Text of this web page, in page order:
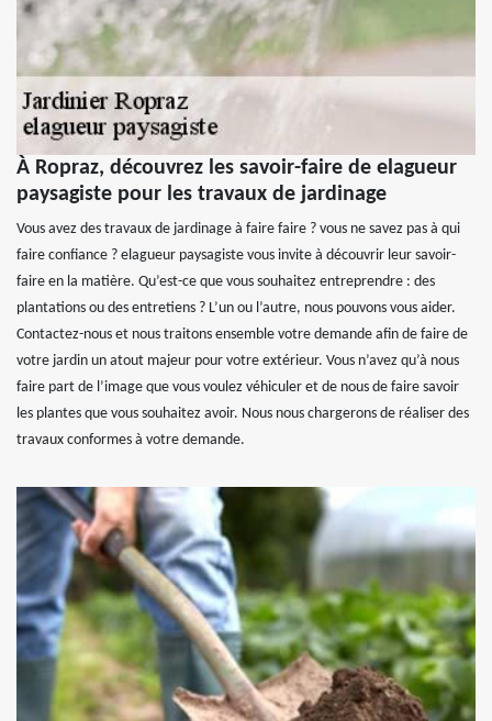
À Ropraz, découvrez les savoir-faire de elagueur
paysagiste pour les travaux de jardinage
Vous avez des travaux de jardinage à faire faire ? vous ne savez pas à qui
faire confiance ? elagueur paysagiste vous invite à découvrir leur savoir-
faire en la matière. Qu’est-ce que vous souhaitez entreprendre : des
plantations ou des entretiens ? L’un ou l’autre, nous pouvons vous aider.
Contactez-nous et nous traitons ensemble votre demande afin de faire de
votre jardin un atout majeur pour votre extérieur. Vous n’avez qu’à nous
faire part de l’image que vous voulez véhiculer et de nous de faire savoir
les plantes que vous souhaitez avoir. Nous nous chargerons de réaliser des
travaux conformes à votre demande.